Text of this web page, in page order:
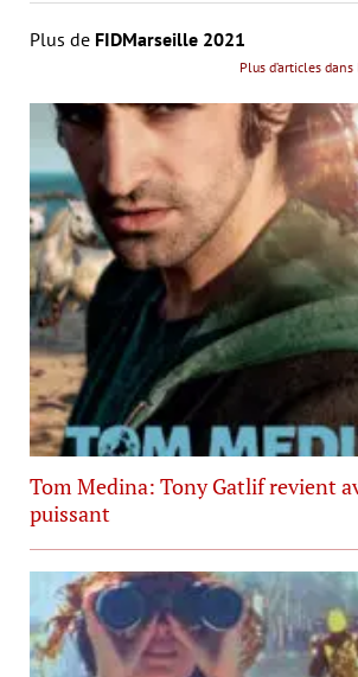
Plus de FIDMarseille 2021
Plus d’articles
Tom Medina: Tony Gatlif revient
puissant